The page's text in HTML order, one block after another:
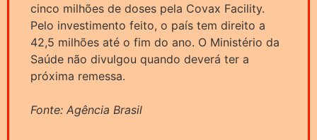
cinco milhões de doses pela Covax Facility.
Pelo investimento feito, o país tem direito a
42,5 milhões até o fim do ano. O Ministério da
Saúde não divulgou quando deverá ter a
próxima remessa.
Fonte: Agência Brasil